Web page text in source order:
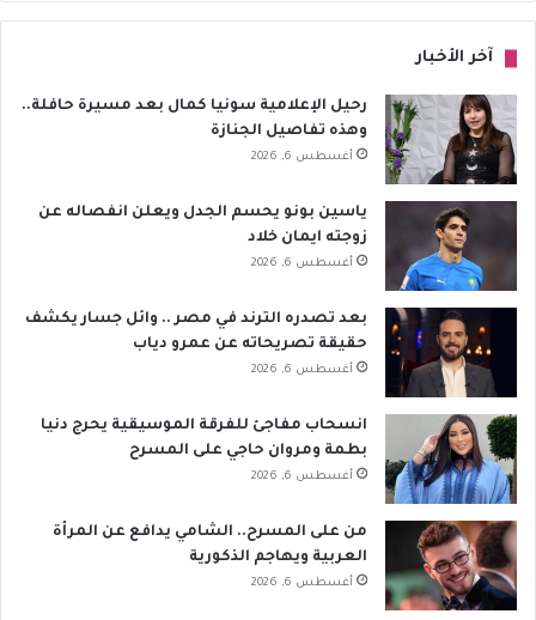
آخر الأخبار
رحيل الإعلامية سونيا كمال بعد مسيرة حافلة..
وهذه تفاصيل الجنازة
أغسطس 6, 2026
ياسين بونو يحسم الجدل ويعلن انفصاله عن
زوجته ايمان خلاد
أغسطس 6, 2026
بعد تصدره الترند في مصر .. وائل جسار يكشف
حقيقة تصريحاته عن عمرو دياب
أغسطس 6, 2026
انسحاب مفاجئ للفرقة الموسيقية يحرج دنيا
بطمة ومروان حاجي على المسرح
أغسطس 6, 2026
من على المسرح.. الشامي يدافع عن المرأة
العربية ويهاجم الذكورية
أغسطس 6, 2026